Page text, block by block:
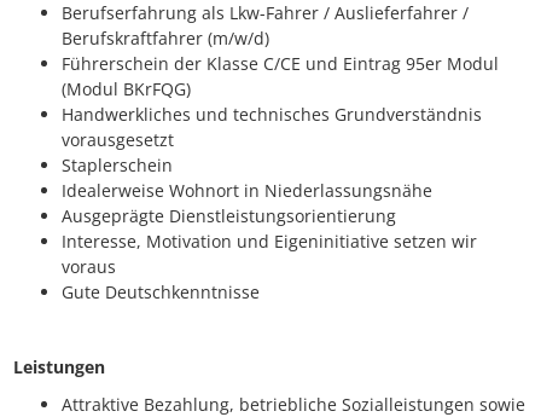
Berufserfahrung als Lkw-Fahrer / Auslieferfahrer /
Berufskraftfahrer (m/w/d)
Führerschein der Klasse C/CE und Eintrag 95er Modul
(Modul BKrFQG)
Handwerkliches und technisches Grundverständnis
vorausgesetzt
Staplerschein
Idealerweise Wohnort in Niederlassungsnähe
Ausgeprägte Dienstleistungsorientierung
Interesse, Motivation und Eigeninitiative setzen wir
voraus
Gute Deutschkenntnisse
Leistungen
Attraktive Bezahlung, betriebliche Sozialleistungen sowie